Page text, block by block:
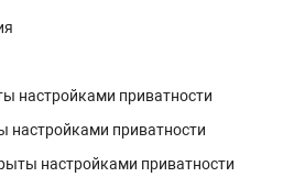
настройками приватности
настройками приватности
настройками приватности